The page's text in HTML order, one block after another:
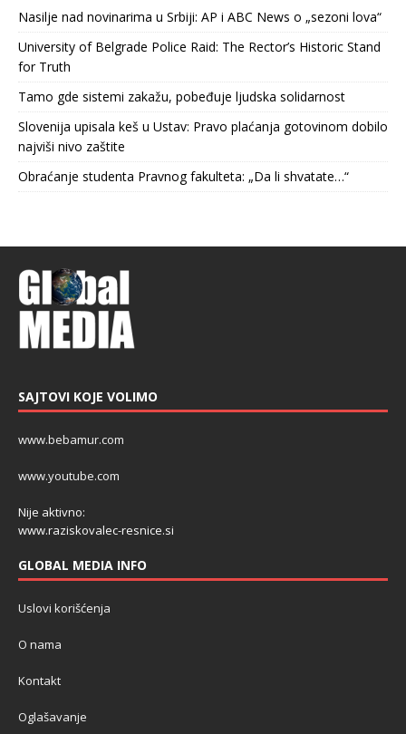
Nasilje nad novinarima u Srbiji: AP i ABC News o „sezoni lova“
University of Belgrade Police Raid: The Rector’s Historic Stand
for Truth
Tamo gde sistemi zakažu, pobeđuje ljudska solidarnost
Slovenija upisala keš u Ustav: Pravo plaćanja gotovinom dobilo
najviši nivo zaštite
Obraćanje studenta Pravnog fakulteta: „Da li shvatate…“
SAJTOVI KOJE VOLIMO
www.bebamur.com
www.youtube.com
Nije aktivno:
www.raziskovalec-resnice.si
GLOBAL MEDIA INFO
Uslovi korišćenja
O nama
Kontakt
Oglašavanje